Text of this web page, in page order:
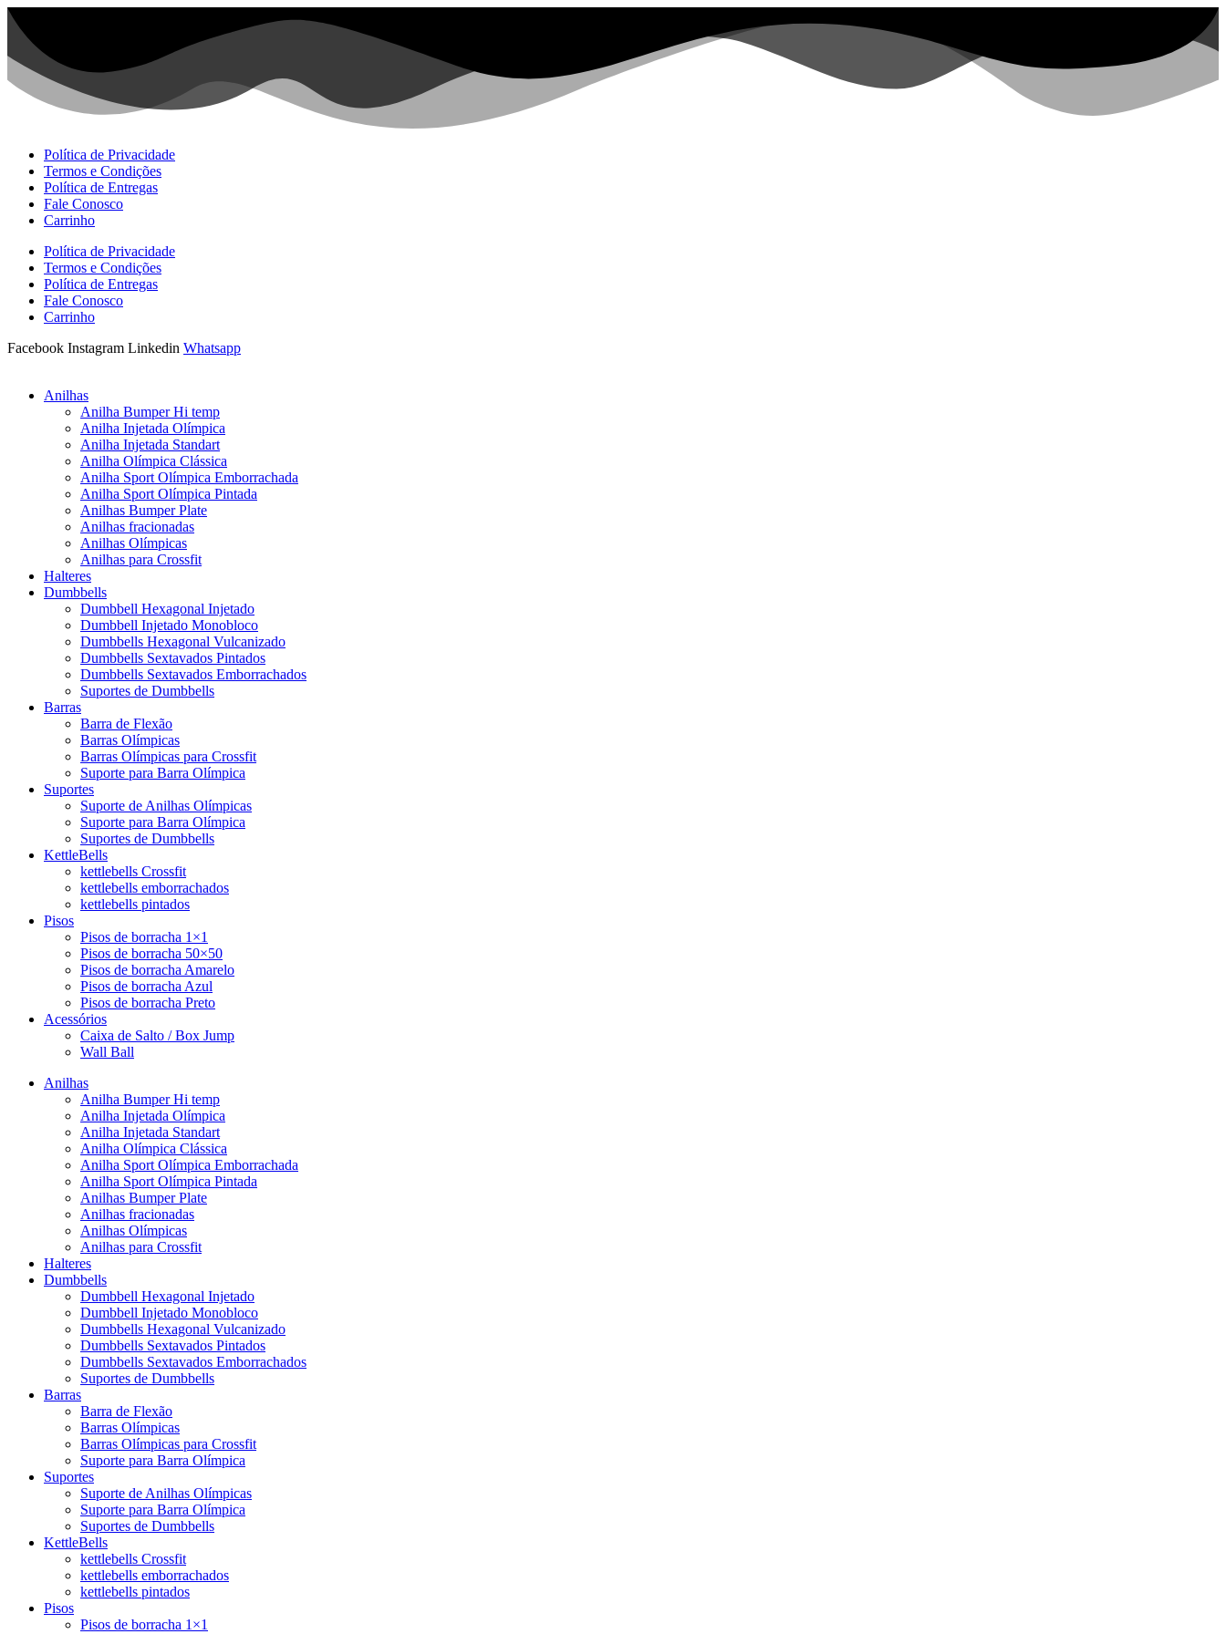
Ir
para
conteúdo
Política de Privacidade
Termos e Condições
Política de Entregas
Fale Conosco
Carrinho
Política de Privacidade
Termos e Condições
Política de Entregas
Fale Conosco
Carrinho
Facebook Instagram Linkedin Whatsapp
Anilhas
Anilha Bumper Hi temp
Anilha Injetada Olímpica
Anilha Injetada Standart
Anilha Olímpica Clássica
Anilha Sport Olímpica Emborrachada
Anilha Sport Olímpica Pintada
Anilhas Bumper Plate
Anilhas fracionadas
Anilhas Olímpicas
Anilhas para Crossfit
Halteres
Dumbbells
Dumbbell Hexagonal Injetado
Dumbbell Injetado Monobloco
Dumbbells Hexagonal Vulcanizado
Dumbbells Sextavados Pintados
Dumbbells Sextavados Emborrachados
Suportes de Dumbbells
Barras
Barra de Flexão
Barras Olímpicas
Barras Olímpicas para Crossfit
Suporte para Barra Olímpica
Suportes
Suporte de Anilhas Olímpicas
Suporte para Barra Olímpica
Suportes de Dumbbells
KettleBells
kettlebells Crossfit
kettlebells emborrachados
kettlebells pintados
Pisos
Pisos de borracha 1×1
Pisos de borracha 50×50
Pisos de borracha Amarelo
Pisos de borracha Azul
Pisos de borracha Preto
Acessórios
Caixa de Salto / Box Jump
Wall Ball
Anilhas
Anilha Bumper Hi temp
Anilha Injetada Olímpica
Anilha Injetada Standart
Anilha Olímpica Clássica
Anilha Sport Olímpica Emborrachada
Anilha Sport Olímpica Pintada
Anilhas Bumper Plate
Anilhas fracionadas
Anilhas Olímpicas
Anilhas para Crossfit
Halteres
Dumbbells
Dumbbell Hexagonal Injetado
Dumbbell Injetado Monobloco
Dumbbells Hexagonal Vulcanizado
Dumbbells Sextavados Pintados
Dumbbells Sextavados Emborrachados
Suportes de Dumbbells
Barras
Barra de Flexão
Barras Olímpicas
Barras Olímpicas para Crossfit
Suporte para Barra Olímpica
Suportes
Suporte de Anilhas Olímpicas
Suporte para Barra Olímpica
Suportes de Dumbbells
KettleBells
kettlebells Crossfit
kettlebells emborrachados
kettlebells pintados
Pisos
Pisos de borracha 1×1